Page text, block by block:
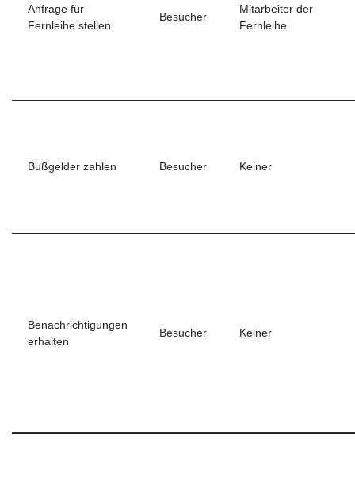
Anfrage für
Fernleihe stellen
Besucher
Mitarbeiter der
Fernleihe
Bußgelder zahlen Besucher Keiner
Benachrichtigungen
erhalten
Besucher Keiner